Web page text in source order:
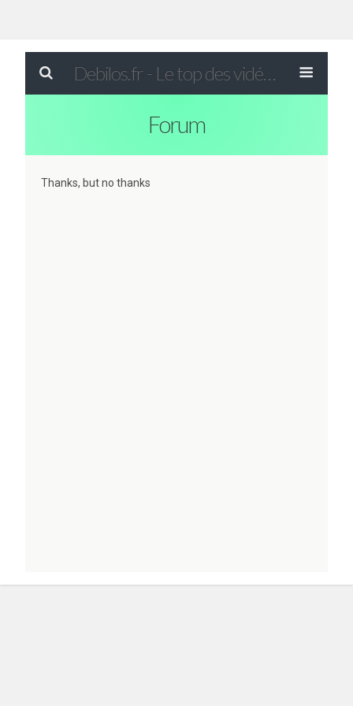
Debilos.fr - Le top des vidéos drôles du WEB !
Forum
Thanks, but no thanks